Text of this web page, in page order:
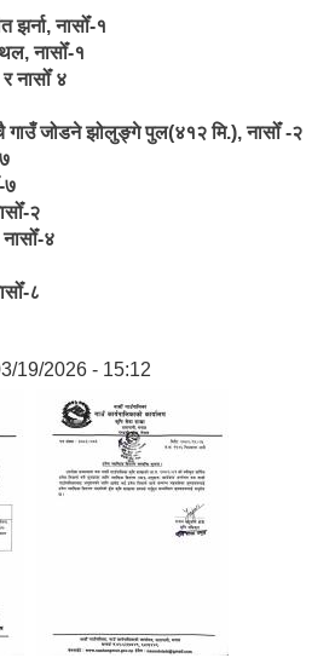
झर्ना, नासोँ-१
नासोँ-१
र नासोँ ४
गाउँ जोडने झोलुङ्गे पुल(४१२ मि.), नासोँ -२
७
२
४
८
19/2026 - 15:12